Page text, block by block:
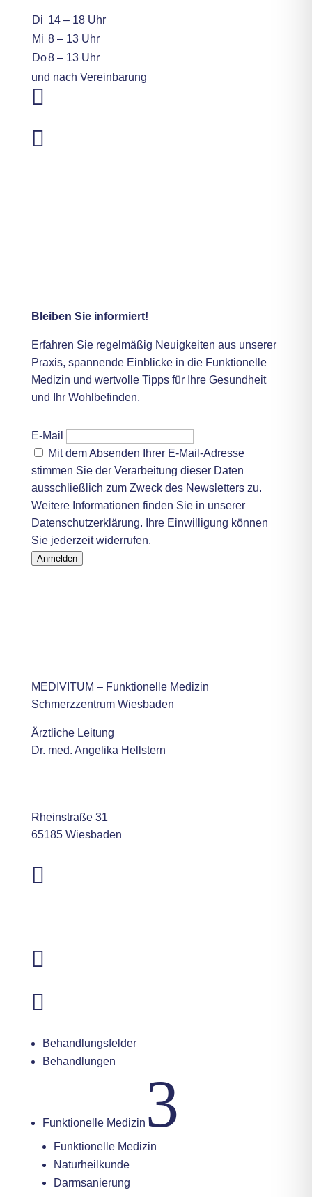
Di 14 – 18 Uhr
Mi 8 – 13 Uhr
Do8 – 13 Uhr
und nach Vereinbarung


Bleiben Sie informiert!
Erfahren Sie regelmäßig Neuigkeiten aus unserer
Praxis, spannende Einblicke in die Funktionelle
Medizin und wertvolle Tipps für Ihre Gesundheit
und Ihr Wohlbefinden.
E-Mail
Mit dem Absenden Ihrer E-Mail-Adresse
stimmen Sie der Verarbeitung dieser Daten
ausschließlich zum Zweck des Newsletters zu.
Weitere Informationen finden Sie in unserer
Datenschutzerklärung. Ihre Einwilligung können
Sie jederzeit widerrufen.
Anmelden
MEDIVITUM – Funktionelle Medizin
Schmerzzentrum Wiesbaden
Ärztliche Leitung
Dr. med. Angelika Hellstern
Rheinstraße 31
65185 Wiesbaden



Behandlungsfelder
Behandlungen
Funktionelle Medizin 3
Funktionelle Medizin
Naturheilkunde
Darmsanierung